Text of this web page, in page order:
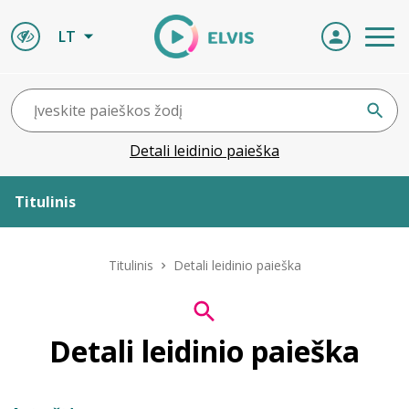
LT
Detali leidinio paieška
Titulinis
ELVIS atvyksta
Titulinis Detali leidinio paieška
Detali leidinio paieška